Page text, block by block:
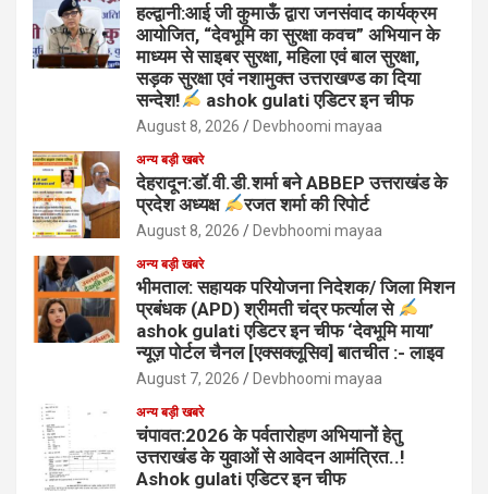
हल्द्वानी:आई जी कुमाऊँ द्वारा जनसंवाद कार्यक्रम
आयोजित, “देवभूमि का सुरक्षा कवच” अभियान के
माध्यम से साइबर सुरक्षा, महिला एवं बाल सुरक्षा,
सड़क सुरक्षा एवं नशामुक्त उत्तराखण्ड का दिया
सन्देश!
ashok gulati एडिटर इन चीफ
August 8, 2026 Devbhoomi mayaa
अन्य बड़ी खबरे
देहरादून:डॉ.वी.डी.शर्मा बने ABBEP उत्तराखंड के
प्रदेश अध्यक्ष
रजत शर्मा की रिपोर्ट
August 8, 2026 Devbhoomi mayaa
अन्य बड़ी खबरे
भीमताल: सहायक परियोजना निदेशक/ जिला मिशन
प्रबंधक (APD) श्रीमती चंद्र फर्त्याल से
ashok gulati एडिटर इन चीफ ‘देवभूमि माया’
न्यूज़ पोर्टल चैनल [एक्सक्लूसिव] बातचीत :- लाइव
August 7, 2026 Devbhoomi mayaa
अन्य बड़ी खबरे
चंपावत:2026 के पर्वतारोहण अभियानों हेतु
उत्तराखंड के युवाओं से आवेदन आमंत्रित..!
Ashok gulati एडिटर इन चीफ